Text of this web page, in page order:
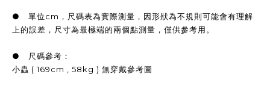
● 單位cm，尺碼表為實際測量，因形狀為不規則可能會有理解
上的誤差，尺寸為最極端的兩個點測量，僅供參考用。
● 尺碼參考：
小蟲 ( 169cm , 58kg ) 無穿戴參考圖